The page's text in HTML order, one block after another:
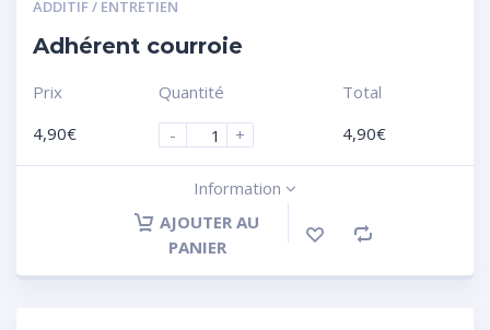
ADDITIF / ENTRETIEN
Adhérent courroie
Prix
4,90€
Quantité
-
+
Total
4,90€
Information
AJOUTER AU
PANIER